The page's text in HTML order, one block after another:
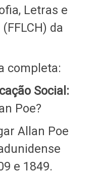
Letras e
da
completa:
Social:
Poe?
Allan Poe
e 1849.